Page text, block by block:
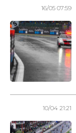
16/05 07:59
10/04 21:21